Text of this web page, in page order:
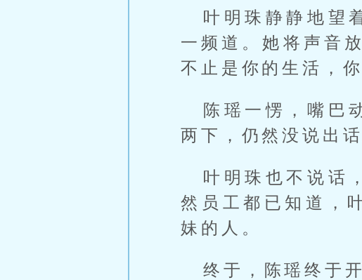
叶明珠静静地望
一频道。她将声音
不止是你的生活，
陈瑶一愣，嘴巴
两下，仍然没说出话
叶明珠也不说话
然员工都已知道，
妹的人。
终于，陈瑶终于